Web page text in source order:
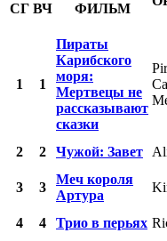
СГ ВЧ ФИЛЬМ
1 1
Пираты
Карибского
моря:
Мертвецы не
рассказывают
сказки
2 2 Чужой: Завет
3
3
Меч короля
Артура
4 4 Трио в перьях